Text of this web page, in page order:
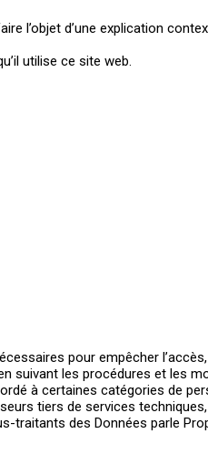
l’objet d’une explication
utilise ce site web.
pour empêcher
suivant les procédures et les
à certaines catégories de
tiers de services
traitants des Données parle